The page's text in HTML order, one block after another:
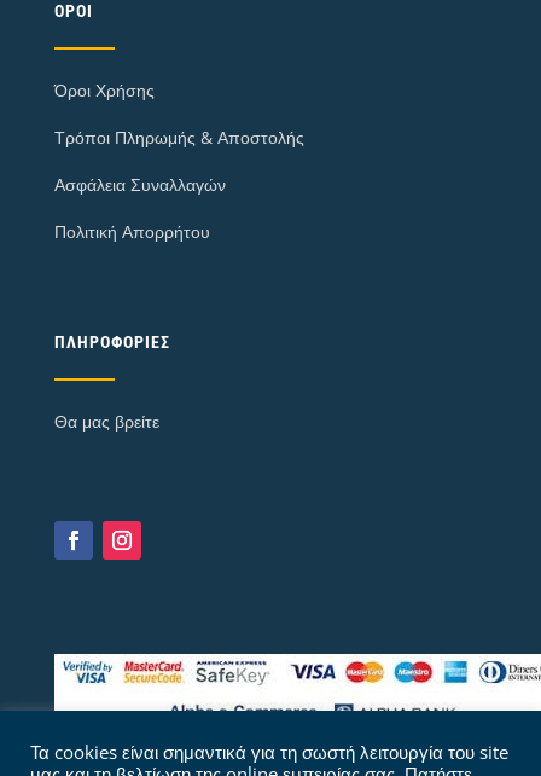
ΌΡΟΙ
Όροι Χρήσης
Τρόποι Πληρωμής & Αποστολής
Ασφάλεια Συναλλαγών
Πολιτική Απορρήτου
ΠΛΗΡΟΦΟΡΊΕΣ
Θα μας βρείτε
Τα cookies είναι σημαντικά για τη σωστή λειτουργία του site